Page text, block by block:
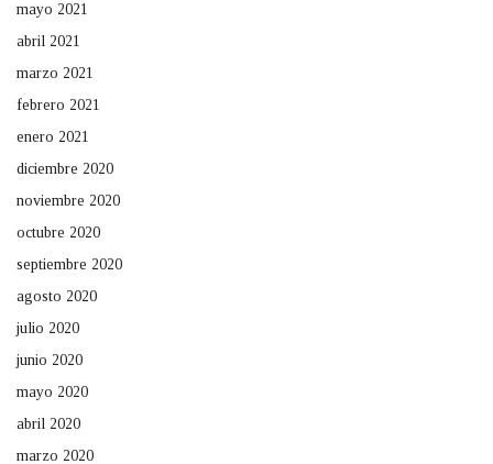
mayo 2021
abril 2021
marzo 2021
febrero 2021
enero 2021
diciembre 2020
noviembre 2020
octubre 2020
septiembre 2020
agosto 2020
julio 2020
junio 2020
mayo 2020
abril 2020
marzo 2020